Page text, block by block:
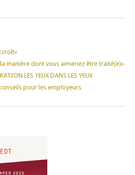
manière dont vous aimeriez être traité(e)»
LES YEUX DANS LES YEUX
pour les employeurs